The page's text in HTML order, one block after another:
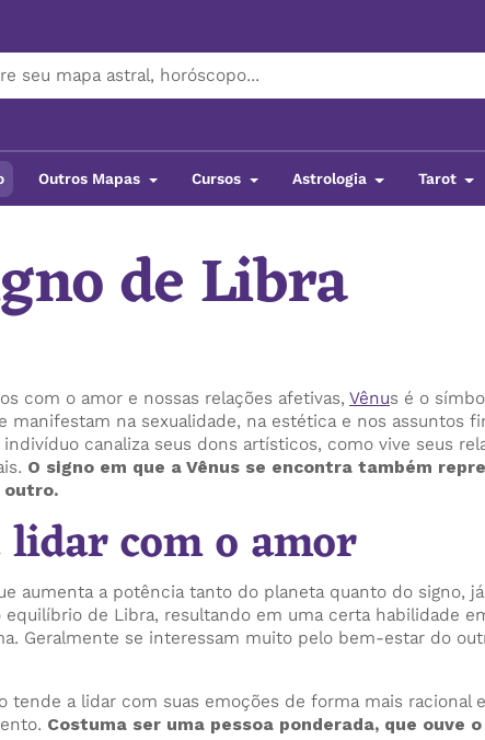
Outros Mapas Cursos Astrologia Tarot
de Libra
com o amor e nossas relações afetivas, Vênus é o
manifestam na sexualidade, na estética e nos assuntos
canaliza seus dons artísticos, como vive seus
O signo em que a Vênus se encontra também
outro.
com o amor
aumenta a potência tanto do planeta quanto do signo,
de Libra, resultando em uma certa habilidade
Geralmente se interessam muito pelo bem-estar do
tende a lidar com suas emoções de forma mais
Costuma ser uma pessoa ponderada, que